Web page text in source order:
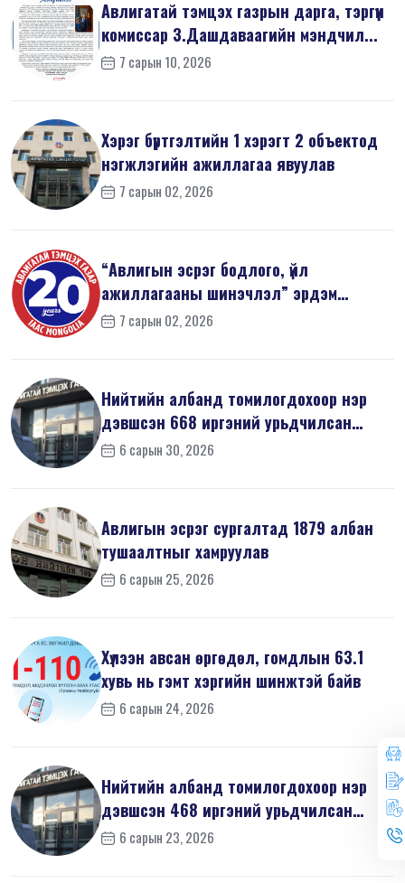
Авлигатай тэмцэх газрын дарга, тэргүүн
комиссар З.Дашдаваагийн мэндчил...
7 сарын 10, 2026
Хэрэг бүртгэлтийн 1 хэрэгт 2 объектод
нэгжлэгийн ажиллагаа явуулав
7 сарын 02, 2026
“Авлигын эсрэг бодлого, үйл
ажиллагааны шинэчлэл” эрдэм
шинжилгээний б...
7 сарын 02, 2026
Нийтийн албанд томилогдохоор нэр
дэвшсэн 668 иргэний урьдчилсан
мэдүүл...
6 сарын 30, 2026
Авлигын эсрэг сургалтад 1879 албан
тушаалтныг хамруулав
6 сарын 25, 2026
Хүлээн авсан өргөдөл, гомдлын 63.1
хувь нь гэмт хэргийн шинжтэй байв
6 сарын 24, 2026
Нийтийн албанд томилогдохоор нэр
дэвшсэн 468 иргэний урьдчилсан
мэдүүл...
6 сарын 23, 2026